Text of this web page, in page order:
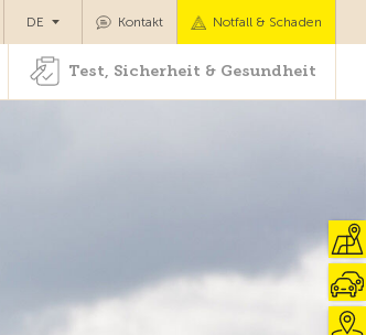
Test, Sicherheit & Gesundheit
Kontakt Notfall & Schaden
DE
Test, Sicherheit & Gesundheit